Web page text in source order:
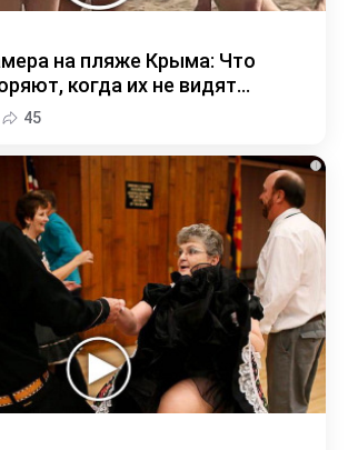
на пляже Крыма: Что
когда их не видят...
45
i